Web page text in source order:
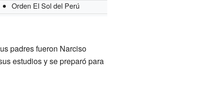
Orden El Sol del Perú
padres fueron Narciso
estudios y se preparó para